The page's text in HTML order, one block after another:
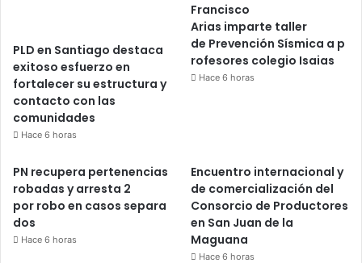
PLD en Santiago destaca
exitoso esfuerzo en
fortalecer su estructura y
contacto con las
comunidades
Hace 6 horas
Francisco
Arias imparte taller
de Prevención Sísmica a p
rofesores colegio Isaias
Hace 6 horas
PN recupera pertenencias
robadas y arresta 2
por robo en casos separa
dos
Hace 6 horas
Encuentro internacional y
de comercialización del
Consorcio de Productores
en San Juan de la
Maguana
Hace 6 horas